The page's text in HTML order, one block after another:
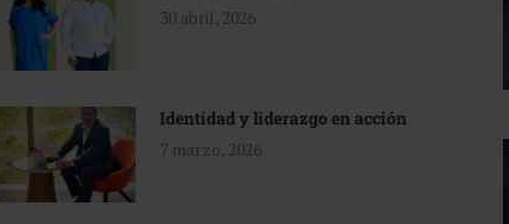
30 abril, 2026
Identidad y liderazgo en acción
7 marzo, 2026